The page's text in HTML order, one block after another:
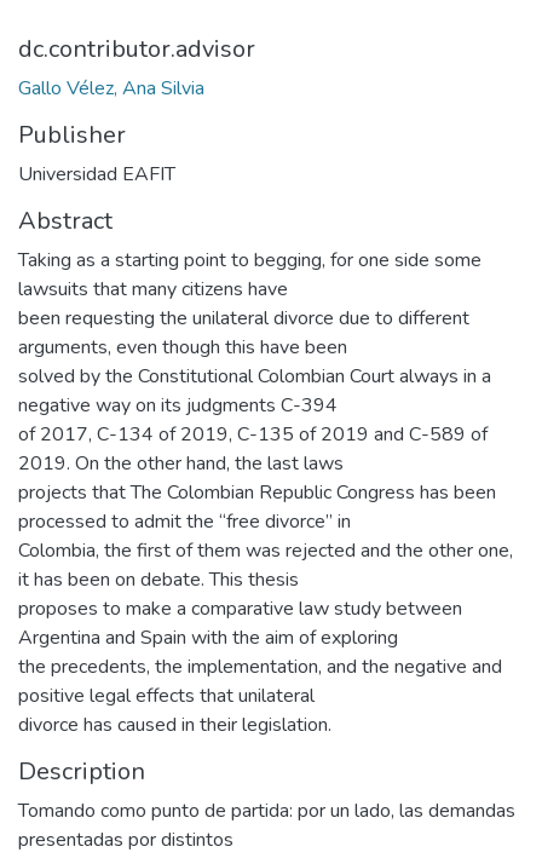
dc.contributor.advisor
Gallo Vélez, Ana Silvia
Publisher
Universidad EAFIT
Abstract
Taking as a starting point to begging, for one side some
lawsuits that many citizens have
been requesting the unilateral divorce due to different
arguments, even though this have been
solved by the Constitutional Colombian Court always in a
negative way on its judgments C-394
of 2017, C-134 of 2019, C-135 of 2019 and C-589 of
2019. On the other hand, the last laws
projects that The Colombian Republic Congress has been
processed to admit the “free divorce” in
Colombia, the first of them was rejected and the other one,
it has been on debate. This thesis
proposes to make a comparative law study between
Argentina and Spain with the aim of exploring
the precedents, the implementation, and the negative and
positive legal effects that unilateral
divorce has caused in their legislation.
Description
Tomando como punto de partida: por un lado, las demandas
presentadas por distintos